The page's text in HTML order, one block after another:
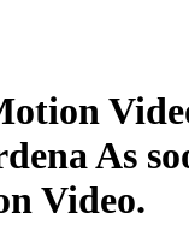
As
Video.